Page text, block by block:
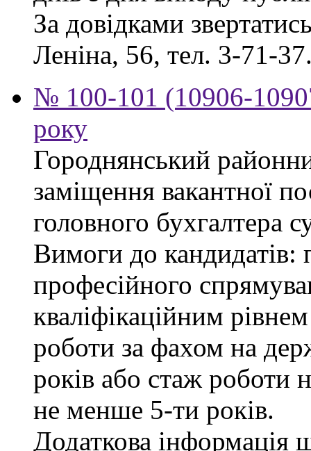
За довідками
Леніна, 56, тел. 3-71-
№ 100-101 (10906-
року
Городнянський
заміщення вакантної
головного бухгалтера
Вимоги до кандидатів:
професійного
кваліфікаційним
роботи за фахом на
років або стаж роботи
не менше 5-ти років.
Додаткова інформація